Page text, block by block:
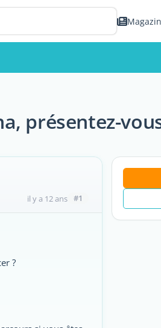
présentez-
il y a 12 ans #1
?